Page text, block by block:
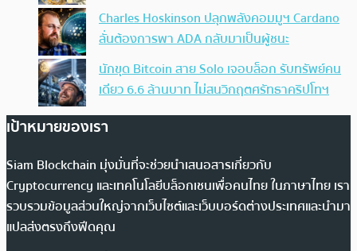
Charles Hoskinson ปลุกพลังคอมมูฯ Cardano
ลั่นต้องการพา ADA กลับมาเป็นผู้ชนะ
นักขุด Bitcoin สาย Solo เจอบล็อก รับทรัพย์คน
เดียว 6.6 ล้านบาท ไม่สนวิกฤตศรัทธาคริปโทฯ
เป้าหมายของเรา
Siam Blockchain มุ่งมั่นที่จะช่วยนำเสนอสารเกี่ยวกับ
Cryptocurrency และเทคโนโลยีบล็อกเชนเพื่อคนไทย ในภาษาไทย เรา
รวบรวมข้อมูลส่วนใหญ่จากเว็บไซต์และเว็บบอร์ดต่างประเทศและนำมา
แปลส่งตรงถึงฟีดคุณ